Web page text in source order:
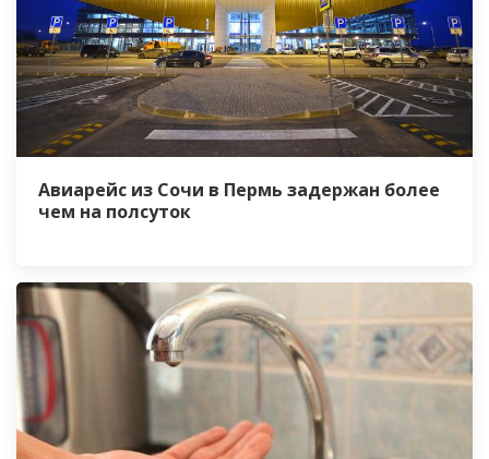
Авиарейс из Сочи в Пермь задержан более
чем на полсуток